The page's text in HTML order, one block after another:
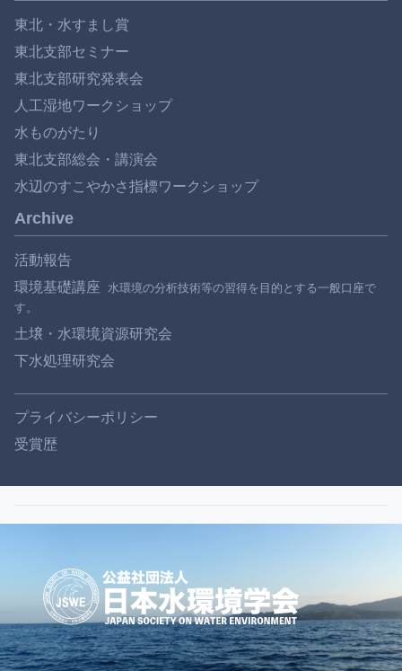
東北・水すまし賞
東北支部セミナー
東北支部研究発表会
人工湿地ワークショップ
水ものがたり
東北支部総会・講演会
水辺のすこやかさ指標ワークショップ
Archive
活動報告
環境基礎講座
土壌・水環境資源研究会
下水処理研究会
プライバシーポリシー
受賞歴